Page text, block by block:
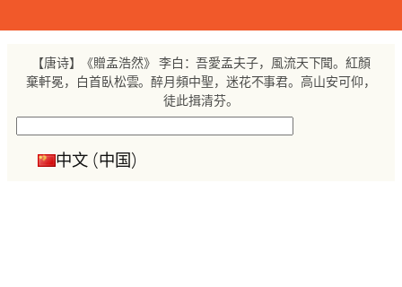
【唐诗】《贈孟浩然》 李白：吾愛孟夫子，風流天下聞。紅顏
棄軒冕，白首臥松雲。醉月頻中聖，迷花不事君。高山安可仰，
徒此揖清芬。
中文 (中国)